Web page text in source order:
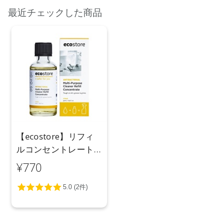
最近チェックした商品
【ecostore】リフィ
ルコンセントレート
マルチクリーナー＜
シトラス＞50mL
¥770